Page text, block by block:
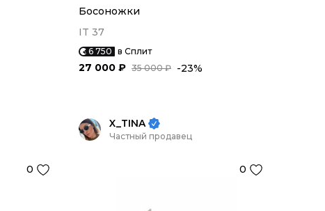
Босоножки
IT 37
6 750 в Сплит
35 000 ₽
27 000 ₽ -23%
0
X_TINA
Частный продавец
0